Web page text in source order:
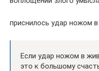
приснилось удар ножом
Если удар ножом в
это к большому